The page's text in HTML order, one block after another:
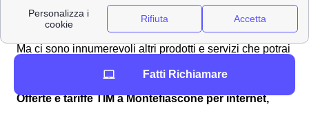
preferita
Ma ci sono innumerevoli altri prodotti e servizi che potrai
tramite l'app apposito.
Offerte e tariffe TIM a Montefiascone per internet,
Fatti Richiamare